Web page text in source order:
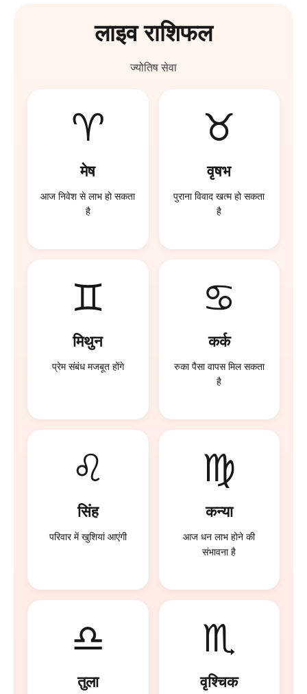
लाइव राशिफल
ज्योतिष सेवा
♈
मेष
आज निवेश से लाभ हो सकता
है
♉
वृषभ
पुराना विवाद खत्म हो सकता
है
♊
मिथुन
प्रेम संबंध मजबूत होंगे
♋
कर्क
रुका पैसा वापस मिल सकता
है
♌
सिंह
परिवार में खुशियां आएंगी
♍
कन्या
आज धन लाभ होने की
संभावना है
♎
तुला
♏
वृश्चिक